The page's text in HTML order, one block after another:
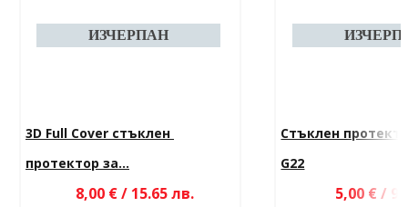
3D Full Cover стъклен
протектор за...
8,00 € / 15.65 лв.
Стъклен
G22
5,00 € /